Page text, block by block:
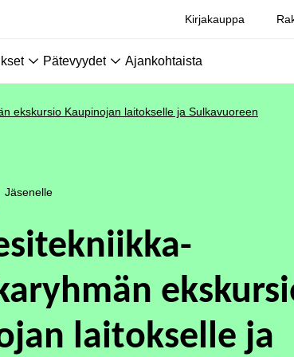
Kirjakauppa
Pätevyydet Ajankohtaista
ekskursio Kaupinojan laitokselle ja Sulkavuoreen
Jäsenelle
laitokselle ja